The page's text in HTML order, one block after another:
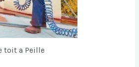
toit a Peille